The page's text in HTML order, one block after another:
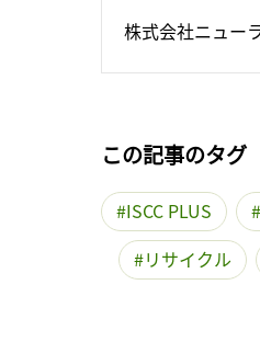
株式会社ニュー
この記事のタグ
ISCC PLUS
リサイクル